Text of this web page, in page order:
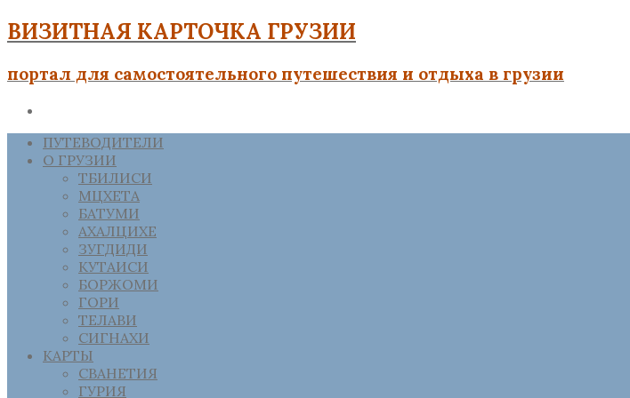
ВИЗИТНАЯ КАРТОЧКА ГРУЗИИ
портал для самостоятельного путешествия и отдыха в грузии
ПУТЕВОДИТЕЛИ
О ГРУЗИИ
ТБИЛИСИ
МЦХЕТА
БАТУМИ
АХАЛЦИХЕ
ЗУГДИДИ
КУТАИСИ
БОРЖОМИ
ГОРИ
ТЕЛАВИ
СИГНАХИ
КАРТЫ
СВАНЕТИЯ
ГУРИЯ